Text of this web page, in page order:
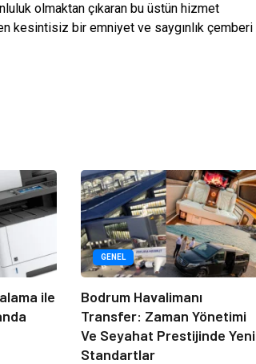
olmaktan çıkaran bu üstün hizmet
kesintisiz bir emniyet ve saygınlık çemberi
ile
GENEL
Bodrum Havalimanı
Transfer: Zaman Yönetimi
Ve Seyahat Prestijinde Yeni
Standartlar